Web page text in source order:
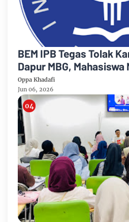
BEM IPB Tegas Tolak
Dapur MBG,
Tinggi Bukan Tempat
Oppa Khadafi
Jun 06, 2026